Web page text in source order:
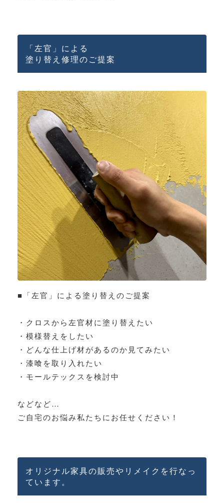
「左官」による
塗り替え修理のご提案
■「左官」による塗り替えのご提案
・クロスから左官材に塗り替えたい
・模様替えをしたい
・どんな仕上げ材があるのか見てみたい
・漆喰を取り入れたい
・モールテックスを検討中
などなど…
ご自宅のお悩み私たちにお任せください！
オリジナル家具の販売やリメイクを行なっ
ています。